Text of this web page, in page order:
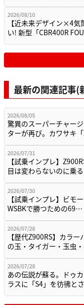
2026/08/10
【近未来デザイン×4
い! 新型「CBR400R
最新の関連記事
2026/08/05
驚異のスーパーチャー
ターが再び。カワサキ
2026/07/31
【試乗インプレ】
目は変わらないのに乗
2026/07/30
【試乗インプレ】ビモ
WSBKで勝つための69…
2026/07/28
【歴代Z900RS】カラ
の玉・タイガー・玉虫
2026/07/28
あの伝説が蘇る。ドゥ
ラスに「S4」を彷彿と